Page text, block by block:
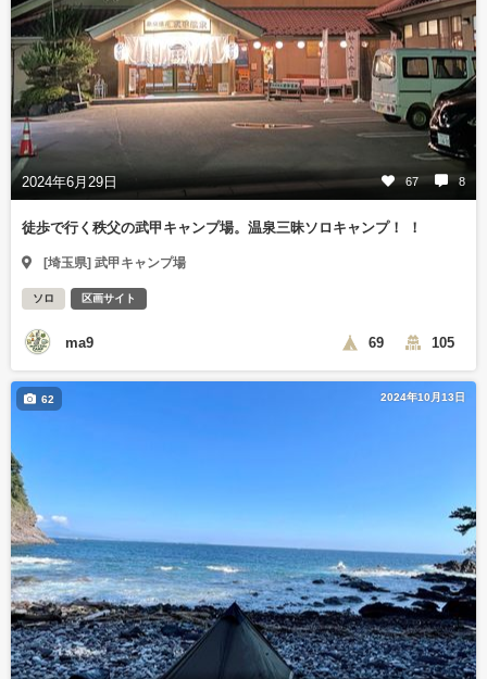
2024年6月29日 67 8
徒歩で行く秩父の武甲キャンプ場。温泉三昧ソロキャンプ！ ！
[埼玉県] 武甲キャンプ場
ソロ 区画サイト
ma9 69 105
2024年10月13日
62